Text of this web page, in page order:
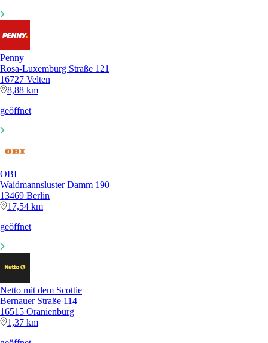
Penny
Rosa-Luxemburg Straße 121
16727 Velten
8,88 km
geöffnet
OBI
Waidmannsluster Damm 190
13469 Berlin
17,54 km
geöffnet
Netto mit dem Scottie
Bernauer Straße 114
16515 Oranienburg
1,37 km